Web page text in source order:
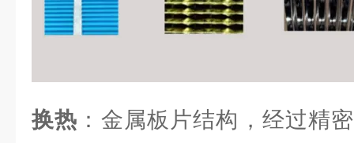
换热 ：金属板片结构，经过精